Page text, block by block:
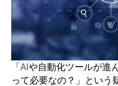
「AIや自動化ツールが進
って必要なの？」という